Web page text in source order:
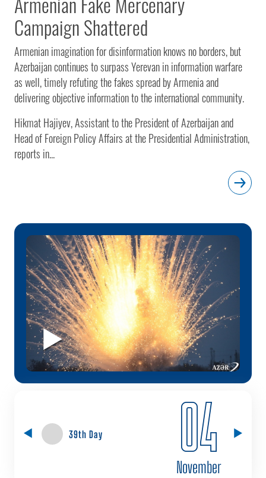
Campaign Shattered
Armenian imagination for disinformation knows no borders, but
Azerbaijan continues to surpass Yerevan in information warfare
as well, timely refuting the fakes spread by Armenia and
delivering objective information to the international community.
Hikmat Hajiyev, Assistant to the President of Azerbaijan and
Head of Foreign Policy Affairs at the Presidential Administration,
reports in...
39th Day 04
November